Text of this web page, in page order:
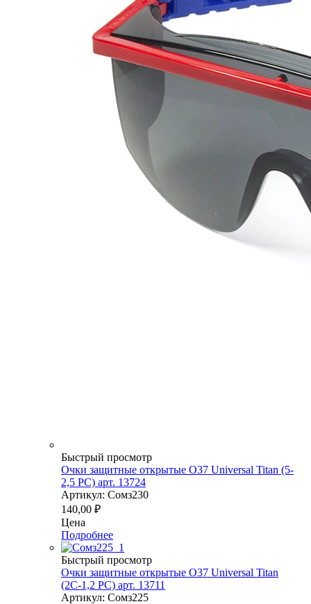
Быстрый просмотр
Очки защитные открытые О37 Universal Titan (5-
2,5 PC) арт. 13724
Артикул: Сомз230
140,00 ₽
Цена
Подробнее
Быстрый просмотр
Очки защитные открытые О37 Universal Titan
(2С-1,2 PС) арт. 13711
Артикул: Сомз225